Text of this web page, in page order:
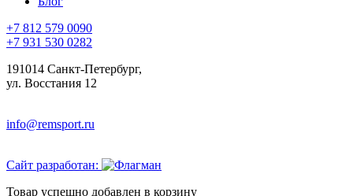
+7 812 579 0090
+7 931 530 0282
191014 Санкт-Петербург,
ул. Восстания 12
info@remsport.ru
Сайт разработан:
Товар успешно добавлен в корзину